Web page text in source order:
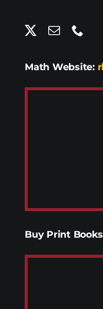
Math Website:
Buy Print Books